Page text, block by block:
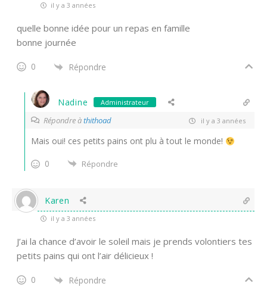
il y a 3 années
quelle bonne idée pour un repas en famille
bonne journée
0 Répondre
Nadine Administrateur
Répondre àthithoad il y a 3 années
Mais oui! ces petits pains ont plu à tout le monde!
0
Répondre
Karen
il y a 3 années
J’ai la chance d’avoir le soleil mais je prends volontiers tes
petits pains qui ont l’air délicieux !
0 Répondre